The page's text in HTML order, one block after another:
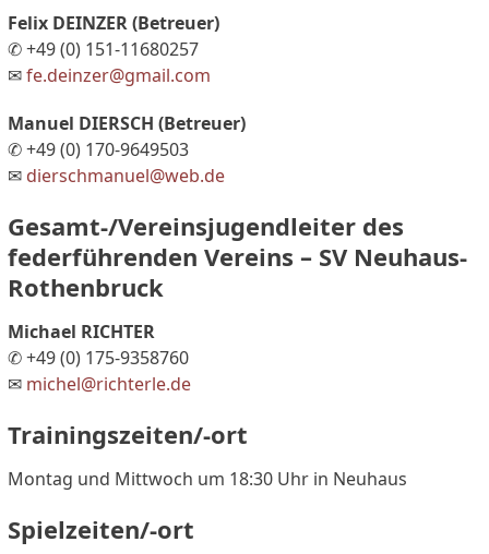
Felix DEINZER (Betreuer)
✆ +49 (0) 151-11680257
✉fe.deinzer@gmail.com
Manuel DIERSCH (Betreuer)
✆ +49 (0) 170-9649503
✉ dierschmanuel@web.de
Gesamt-/Vereinsjugendleiter des
federführenden Vereins – SV Neuhaus-
Rothenbruck
Michael RICHTER
✆ +49 (0) 175-9358760
✉ michel@richterle.de
Trainingszeiten/-ort
Montag und Mittwoch um 18:30 Uhr in Neuhaus
Spielzeiten/-ort